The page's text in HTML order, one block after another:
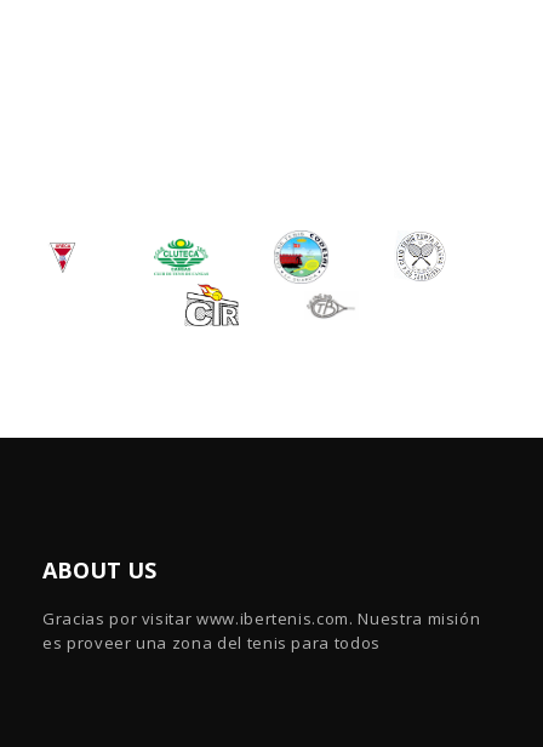
ABOUT US
Gracias por visitar www.ibertenis.com. Nuestra misión
es proveer una zona del tenis para todos